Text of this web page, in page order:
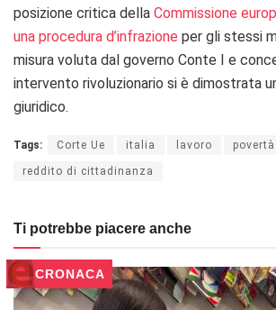
posizione critica della Commissione
una procedura d’infrazione per gli stessi
misura voluta dal governo Conte I e
intervento rivoluzionario si è dimostrata
giuridico.
Tags: Corte Ue italia lavoro povertà
reddito di cittadinanza
Ti potrebbe piacere anche
CRONACA